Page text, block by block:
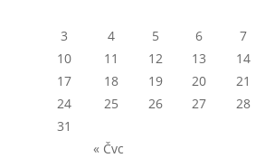
3
4 5 6 7
10
11 12 13 14
17
18 19 20 21
24
25 26 27 28
31
« Čvc